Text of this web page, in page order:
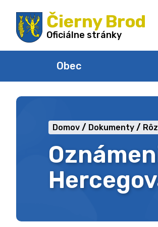
na
obsah
Čierny Brod
Oficiálne stránky
Obec
Domov Dokumenty